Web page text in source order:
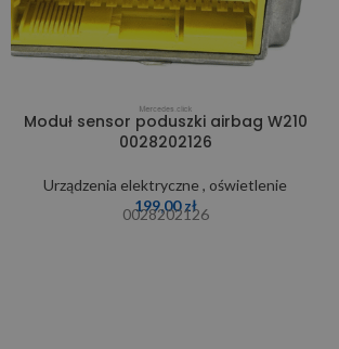
Moduł sensor poduszki airbag W210
0028202126
Urządzenia elektryczne , oświetlenie
199,00zł
0028202126